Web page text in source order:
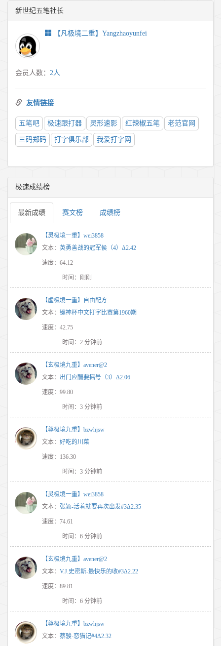
新世纪五笔社长
【凡极境二重】Yangzhaoyunfei
会员人数： 2人
友情链接
五笔吧 极速跟打器 灵形速影 红辣椒五笔 老范官网
三码郑码 打字俱乐部 我爱打字网
极速成绩榜
最新成绩 赛文榜 成绩榜
【灵极境一重】wei3858
文本： 英勇善战的冠军侯（4）Δ2.42
速度：64.12
时间：刚刚
【虚极境一重】自由配方
文本： 键神杯中文打字比赛第1960期
速度：42.75
时间：2 分钟前
【玄极境九重】avener@2
文本： 出门应酬要摇号（3）Δ2.06
速度：99.80
时间：3 分钟前
【尊极境九重】bzwhjsw
文本： 好吃的川菜
速度：136.30
时间：3 分钟前
【灵极境一重】wei3858
文本： 张颖-活着就要再次出发#3Δ2.35
速度：74.61
时间：6 分钟前
【玄极境九重】avener@2
文本： V.J.史密斯-最快乐的收#3Δ2.22
速度：89.81
时间：6 分钟前
【尊极境九重】bzwhjsw
文本： 蔡骏-恋猫记#4Δ2.32